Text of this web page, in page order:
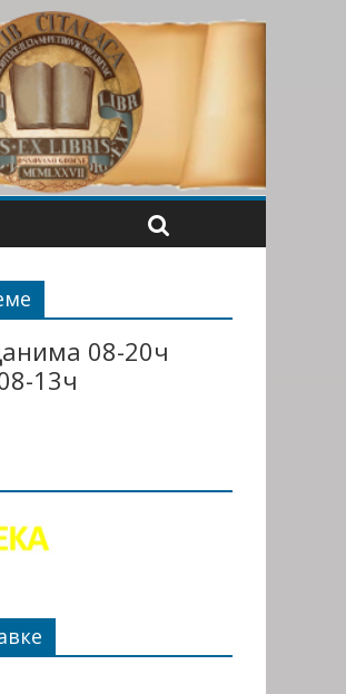
08-20ч
13ч